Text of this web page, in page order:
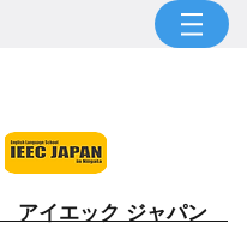
アイエック ジャパン